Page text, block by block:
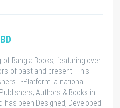
Bangla Books, featuring over
of past and present. This
E-Platform, a national
Authors & Books in
has been Designed, Developed